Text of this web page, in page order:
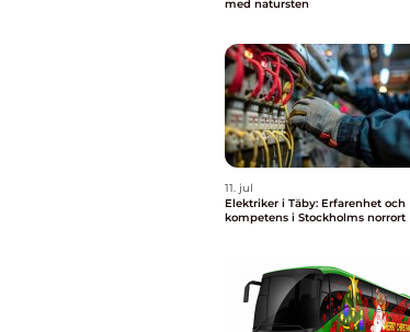
med natursten
11. jul
Elektriker i Täby: Erfarenhet och
kompetens i Stockholms norrort